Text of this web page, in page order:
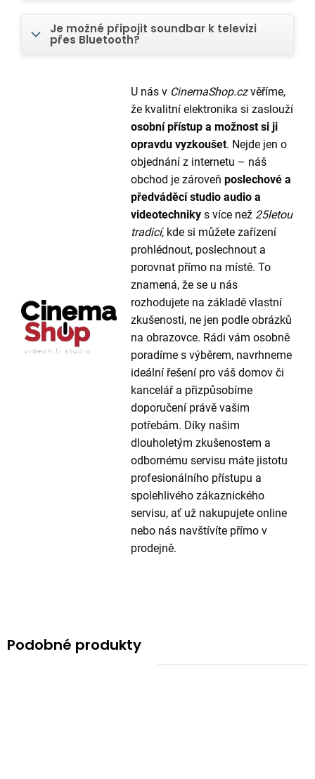
Je možné připojit soundbar k televizi
přes Bluetooth?
U nás v CinemaShop.czvěříme,
že kvalitní elektronika si zaslouží
osobní přístup a možnost si ji
opravdu vyzkoušet. Nejde jen o
objednání z internetu – náš
obchod je zároveň poslechové a
předváděcí studio audio a
videotechnikys více než 25letou
tradicí, kde si můžete zařízení
prohlédnout, poslechnout a
porovnat přímo na místě. To
znamená, že se u nás
rozhodujete na základě vlastní
zkušenosti, ne jen podle obrázků
na obrazovce. Rádi vám osobně
poradíme s výběrem, navrhneme
ideální řešení pro váš domov či
kancelář a přizpůsobíme
doporučení právě vašim
potřebám. Díky našim
dlouholetým zkušenostem a
odbornému servisu máte jistotu
profesionálního přístupu a
spolehlivého zákaznického
servisu, ať už nakupujete online
nebo nás navštívíte přímo v
prodejně.
Podobné produkty